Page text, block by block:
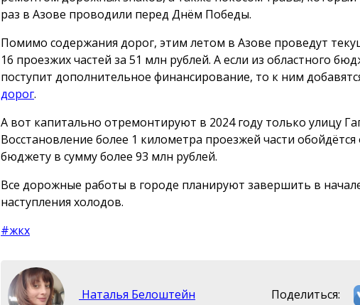
раз в Азове проводили перед Днём Победы.
Помимо содержания дорог, этим летом в Азове проведут
16 проезжих частей за 51 млн рублей. А если из областного
поступит дополнительное финансирование, то к ним
дорог.
А вот капитально отремонтируют в 2024 году только улицу
Восстановление более 1 километра проезжей части
бюджету в сумму более 93 млн рублей.
Все дорожные работы в городе планируют завершить в
наступления холодов.
#жкх
Наталья Белоштейн Поделиться: